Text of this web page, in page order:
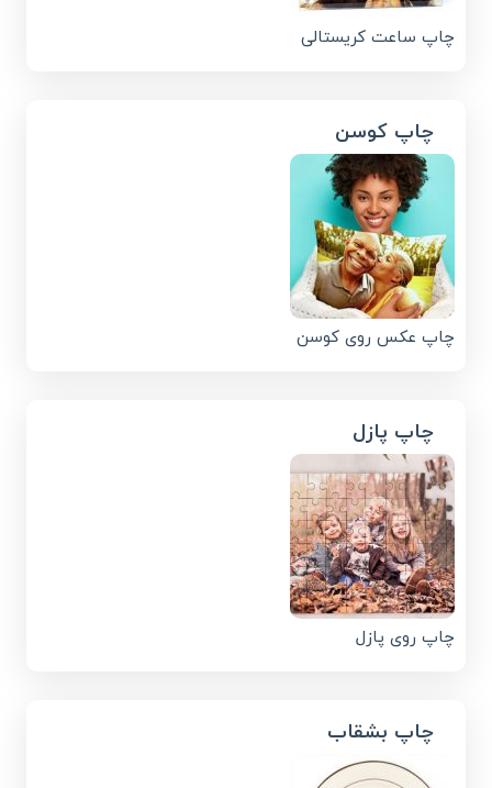
چاپ ساعت کریستالی
چاپ کوسن
چاپ عکس روی کوسن
چاپ پازل
چاپ روی پازل
چاپ بشقاب